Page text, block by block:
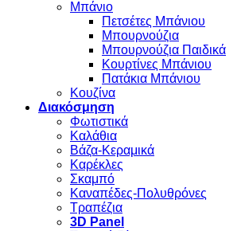
Μπάνιο
Πετσέτες Μπάνιου
Μπουρνούζια
Μπουρνούζια Παιδικά
Κουρτίνες Μπάνιου
Πατάκια Μπάνιου
Κουζίνα
Διακόσμηση
Φωτιστικά
Καλάθια
Βάζα-Κεραμικά
Καρέκλες
Σκαμπό
Καναπέδες-Πολυθρόνες
Τραπέζια
3D Panel